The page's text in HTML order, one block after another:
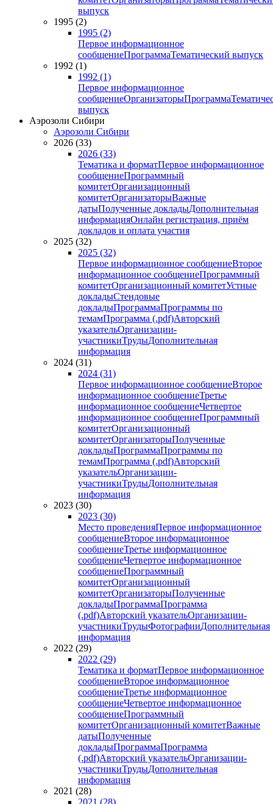
выпуск
1995 (2)
1995 (2)
Первое информационное
сообщениеПрограммаТематический выпуск
1992 (1)
1992 (1)
Первое информационное
сообщениеОрганизаторыПрограмма
выпуск
Аэрозоли Сибири
Аэрозоли Сибири
2026 (33)
2026 (33)
Тематика и форматПервое информационное
сообщениеПрограммный
комитетОрганизационный
комитетОрганизаторыВажные
датыПолученные докладыДополнительная
информацияОнлайн регистрация, приём
докладов и оплата участия
2025 (32)
2025 (32)
Первое информационное сообщениеВторое
информационное сообщениеПрограммный
комитетОрганизационный комитетУстные
докладыСтендовые
докладыПрограммаПрограммы по
темамПрограмма (.pdf)Авторский
указательОрганизации-
участникиТрудыДополнительная
информация
2024 (31)
2024 (31)
Первое информационное сообщениеВторое
информационное сообщениеТретье
информационное сообщениеЧетвертое
информационное сообщениеПрограммный
комитетОрганизационный
комитетОрганизаторыПолученные
докладыПрограммаПрограммы по
темамПрограмма (.pdf)Авторский
указательОрганизации-
участникиТрудыДополнительная
информация
2023 (30)
2023 (30)
Место проведенияПервое информационное
сообщениеВторое информационное
сообщениеТретье информационное
сообщениеЧетвертое информационное
сообщениеПрограммный
комитетОрганизационный
комитетОрганизаторыПолученные
докладыПрограммаПрограмма
(.pdf)Авторский указательОрганизации-
участникиТрудыФотографииДополнительная
информация
2022 (29)
2022 (29)
Тематика и форматПервое информационное
сообщениеВторое информационное
сообщениеТретье информационное
сообщениеЧетвертое информационное
сообщениеПрограммный
комитетОрганизационный комитетВажные
датыПолученные
докладыПрограммаПрограмма
(.pdf)Авторский указательОрганизации-
участникиТрудыДополнительная
информация
2021 (28)
2021 (28)